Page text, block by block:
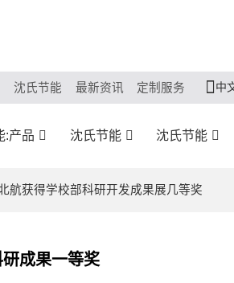
沈氏节能 最新资讯 定制服务 中
:产品 沈氏节能 沈氏节能
航获得学校部科研开发成果展几等奖
成果一等奖